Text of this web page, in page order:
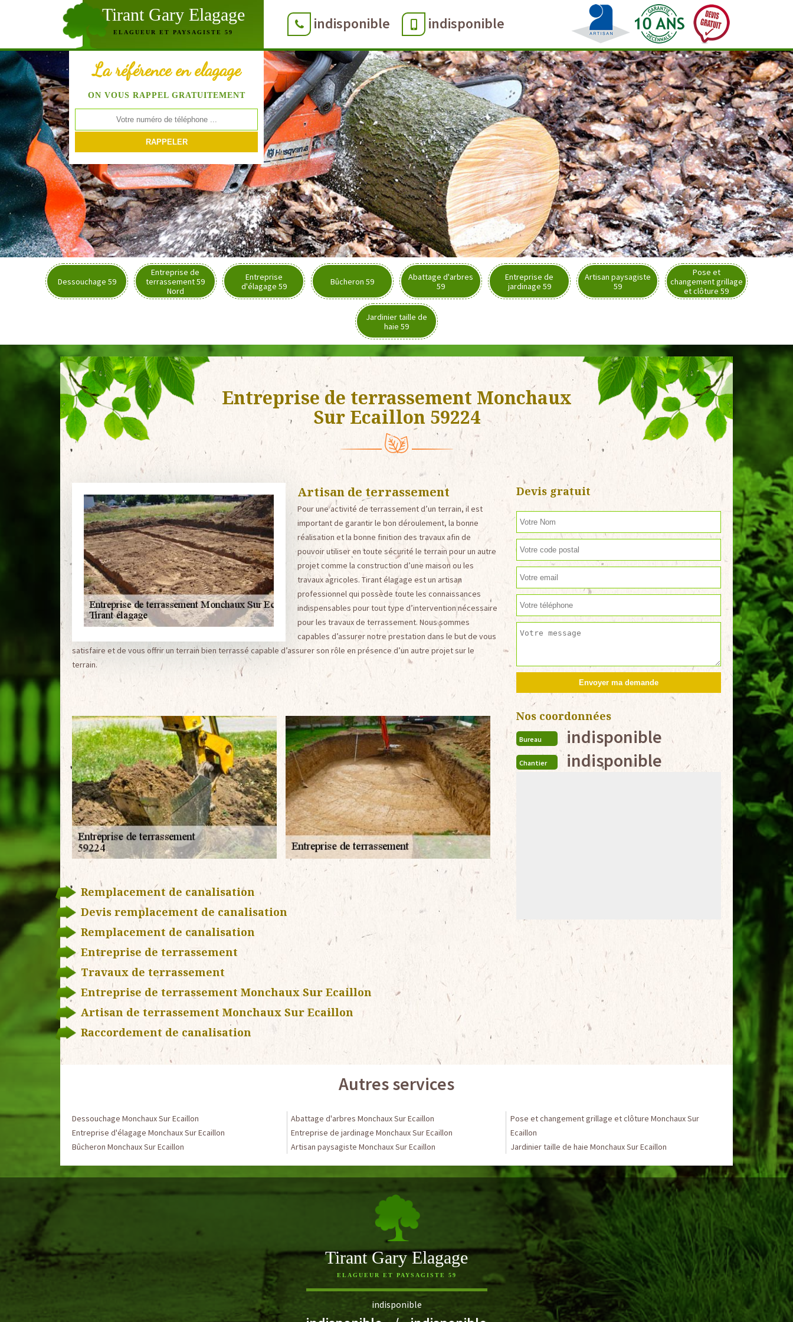
Tirant Gary Elagage
ELAGUEUR ET PAYSAGISTE 59 indisponible indisponible
La référence en elagage
ON VOUS RAPPEL GRATUITEMENT
Dessouchage 59
Entreprise de
terrassement 59
Nord
Entreprise
d'élagage 59
Bûcheron 59
Abattage d'arbres
59
Entreprise de
jardinage 59
Artisan paysagiste
59
Pose et
changement grillage
et clôture 59
Jardinier taille de
haie 59
Entreprise de terrassement Monchaux
Sur Ecaillon 59224
Artisan de terrassement
Pour une activité de terrassement d’un terrain, il est
important de garantir le bon déroulement, la bonne
réalisation et la bonne finition des travaux afin de
pouvoir utiliser en toute sécurité le terrain pour un autre
projet comme la construction d’une maison ou les
travaux agricoles. Tirant élagage est un artisan
professionnel qui possède toute les connaissances
indispensables pour tout type d’intervention nécessaire
pour les travaux de terrassement. Nous sommes
capables d’assurer notre prestation dans le but de vous
satisfaire et de vous offrir un terrain bien terrassé capable d’assurer son rôle en présence d’un autre projet sur le
terrain.
Remplacement de canalisation
Devis remplacement de canalisation
Remplacement de canalisation
Entreprise de terrassement
Travaux de terrassement
Entreprise de terrassement Monchaux Sur Ecaillon
Artisan de terrassement Monchaux Sur Ecaillon
Raccordement de canalisation
Devis gratuit
Nos coordonnées
Bureau indisponible
Chantier indisponible
Autres services
Dessouchage Monchaux Sur Ecaillon
Entreprise d'élagage Monchaux Sur Ecaillon
Bûcheron Monchaux Sur Ecaillon
Abattage d'arbres Monchaux Sur Ecaillon
Entreprise de jardinage Monchaux Sur Ecaillon
Artisan paysagiste Monchaux Sur Ecaillon
Pose et changement grillage et clôture Monchaux Sur
Ecaillon
Jardinier taille de haie Monchaux Sur Ecaillon
Tirant Gary Elagage
ELAGUEUR ET PAYSAGISTE 59
indisponible